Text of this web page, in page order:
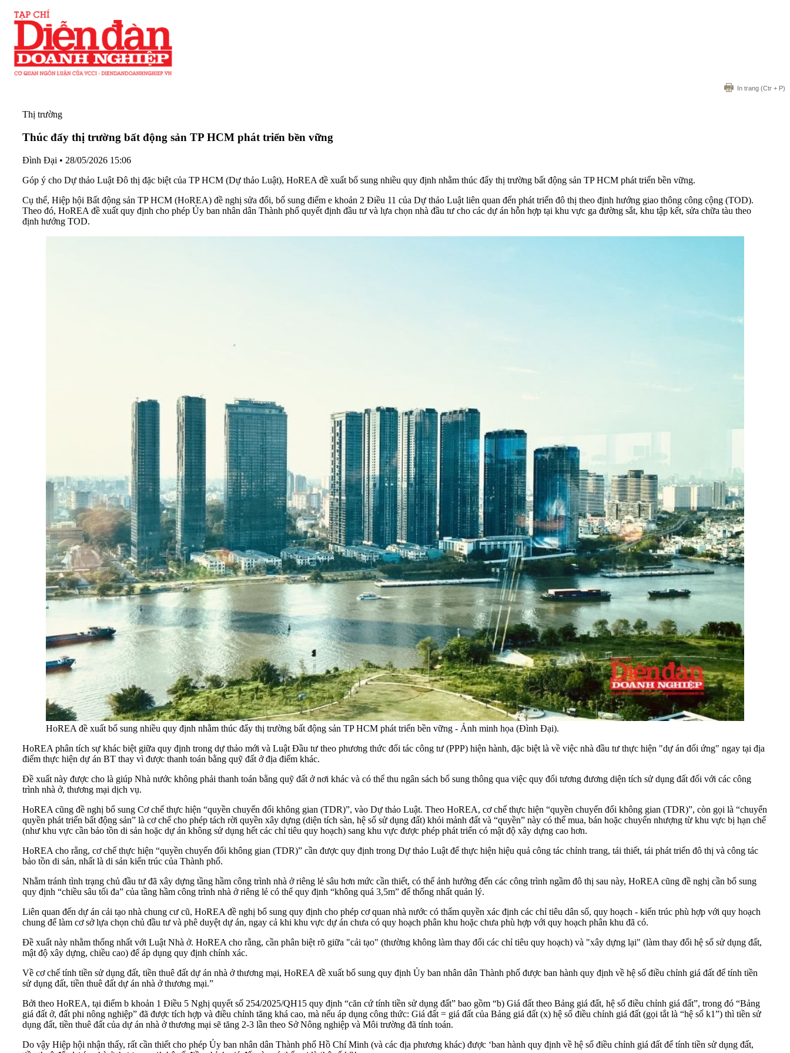
In trang (Ctr + P)
Thị trường
Thúc đẩy thị trường bất động sản TP HCM phát triển bền vững
Đình Đại • 28/05/2026 15:06
Góp ý cho Dự thảo Luật Đô thị đặc biệt của TP HCM (Dự thảo Luật), HoREA đề xuất bổ sung nhiều quy định nhằm thúc đẩy thị trường bất động sản TP HCM phát triển bền vững.
Cụ thể, Hiệp hội Bất động sản TP HCM (HoREA) đề nghị sửa đổi, bổ sung điểm e khoản 2 Điều 11 của Dự thảo Luật liên quan đến phát triển đô thị theo định hướng giao thông công cộng (TOD).
Theo đó, HoREA đề xuất quy định cho phép Ủy ban nhân dân Thành phố quyết định đầu tư và lựa chọn nhà đầu tư cho các dự án hỗn hợp tại khu vực ga đường sắt, khu tập kết, sửa chữa tàu theo
định hướng TOD.
HoREA đề xuất bổ sung nhiều quy định nhằm thúc đẩy thị trường bất động sản TP HCM phát triển bền vững - Ảnh minh họa (Đình Đại).
HoREA phân tích sự khác biệt giữa quy định trong dự thảo mới và Luật Đầu tư theo phương thức đối tác công tư (PPP) hiện hành, đặc biệt là về việc nhà đầu tư thực hiện "dự án đối ứng" ngay tại địa
điểm thực hiện dự án BT thay vì được thanh toán bằng quỹ đất ở địa điểm khác.
Đề xuất này được cho là giúp Nhà nước không phải thanh toán bằng quỹ đất ở nơi khác và có thể thu ngân sách bổ sung thông qua việc quy đổi tương đương diện tích sử dụng đất đối với các công
trình nhà ở, thương mại dịch vụ.
HoREA cũng đề nghị bổ sung Cơ chế thực hiện “quyền chuyển đổi không gian (TDR)”, vào Dự thảo Luật. Theo HoREA, cơ chế thực hiện “quyền chuyển đổi không gian (TDR)”, còn gọi là “chuyển
quyền phát triển bất động sản” là cơ chế cho phép tách rời quyền xây dựng (diện tích sàn, hệ số sử dụng đất) khỏi mảnh đất và “quyền” này có thể mua, bán hoặc chuyển nhượng từ khu vực bị hạn chế
(như khu vực cần bảo tồn di sản hoặc dự án không sử dụng hết các chỉ tiêu quy hoạch) sang khu vực được phép phát triển có mật độ xây dựng cao hơn.
HoREA cho rằng, cơ chế thực hiện “quyền chuyển đổi không gian (TDR)” cần được quy định trong Dự thảo Luật để thực hiện hiệu quả công tác chỉnh trang, tái thiết, tái phát triển đô thị và công tác
bảo tồn di sản, nhất là di sản kiến trúc của Thành phố.
Nhằm tránh tình trạng chủ đầu tư đã xây dựng tầng hầm công trình nhà ở riêng lẻ sâu hơn mức cần thiết, có thể ảnh hưởng đến các công trình ngầm đô thị sau này, HoREA cũng đề nghị cần bổ sung
quy định “chiều sâu tối đa” của tầng hầm công trình nhà ở riêng lẻ có thể quy định “không quá 3,5m” để thống nhất quản lý.
Liên quan đến dự án cải tạo nhà chung cư cũ, HoREA đề nghị bổ sung quy định cho phép cơ quan nhà nước có thẩm quyền xác định các chỉ tiêu dân số, quy hoạch - kiến trúc phù hợp với quy hoạch
chung để làm cơ sở lựa chọn chủ đầu tư và phê duyệt dự án, ngay cả khi khu vực dự án chưa có quy hoạch phân khu hoặc chưa phù hợp với quy hoạch phân khu đã có.
Đề xuất này nhằm thống nhất với Luật Nhà ở. HoREA cho rằng, cần phân biệt rõ giữa "cải tạo" (thường không làm thay đổi các chỉ tiêu quy hoạch) và "xây dựng lại" (làm thay đổi hệ số sử dụng đất,
mật độ xây dựng, chiều cao) để áp dụng quy định chính xác.
Về cơ chế tính tiền sử dụng đất, tiền thuê đất dự án nhà ở thương mại, HoREA đề xuất bổ sung quy định Ủy ban nhân dân Thành phố được ban hành quy định về hệ số điều chỉnh giá đất để tính tiền
sử dụng đất, tiền thuê đất dự án nhà ở thương mại.”
Bởi theo HoREA, tại điểm b khoản 1 Điều 5 Nghị quyết số 254/2025/QH15 quy định “căn cứ tính tiền sử dụng đất” bao gồm “b) Giá đất theo Bảng giá đất, hệ số điều chỉnh giá đất”, trong đó “Bảng
giá đất ở, đất phi nông nghiệp” đã được tích hợp và điều chỉnh tăng khá cao, mà nếu áp dụng công thức: Giá đất = giá đất của Bảng giá đất (x) hệ số điều chỉnh giá đất (gọi tắt là “hệ số k1”) thì tiền sử
dụng đất, tiền thuê đất của dự án nhà ở thương mại sẽ tăng 2-3 lần theo Sở Nông nghiệp và Môi trường đã tính toán.
Do vậy Hiệp hội nhận thấy, rất cần thiết cho phép Ủy ban nhân dân Thành phố Hồ Chí Minh (và các địa phương khác) được ‘ban hành quy định về hệ số điều chỉnh giá đất để tính tiền sử dụng đất,